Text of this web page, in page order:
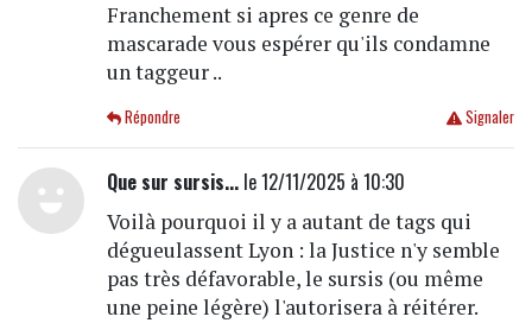
Franchement si apres ce genre de
mascarade vous espérer qu'ils condamne
un taggeur ..
Signaler
Répondre
Que sur sursis...le 12/11/2025 à 10:30
Voilà pourquoi il y a autant de tags qui
dégueulassent Lyon : la Justice n'y semble
pas très défavorable, le sursis (ou même
une peine légère) l'autorisera à réitérer.